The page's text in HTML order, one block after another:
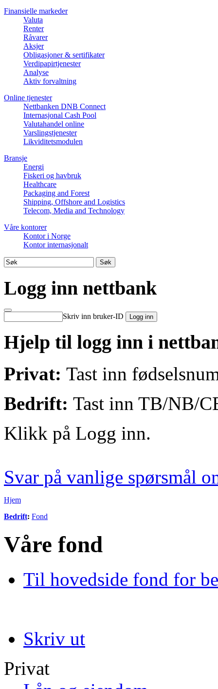
Finansielle markeder
Valuta
Renter
Råvarer
Aksjer
Obligasjoner & sertifikater
Verdipapirtjenester
Analyse
Aktiv forvaltning
Online tjenester
Nettbanken DNB Connect
Internasjonal Cash Pool
Valutahandel online
Varslingstjenester
Likviditetsmodulen
Bransje
Energi
Fiskeri og havbruk
Healthcare
Packaging and Forest
Shipping, Offshore and Logistics
Telecom, Media and Technology
Våre kontorer
Kontor i Norge
Kontor internasjonalt
Logg inn nettbank
Skriv inn bruker-ID
Hjelp til logg inn i
Privat: Tast inn
Bedrift: Tast inn TB/NB/
Klikk på Logg inn.
Svar på vanlige spørsmål
Hjem
Bedrift: Fond
Våre fond
Til hovedside fond for
Skriv ut
Privat